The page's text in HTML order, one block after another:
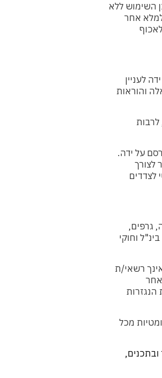
השימוש ללא
לעניין
והוראות
על ידה.
לצדדים
גרפים,
וחוקי
רשאי/ת
מכל